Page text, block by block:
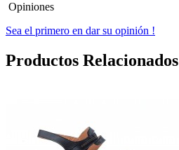
Opiniones
Sea el primero en dar su opinión !
Productos Relacionados